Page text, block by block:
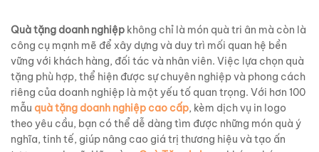
Quà tặng doanh nghiệp không chỉ là món quà tri ân mà còn là
công cụ mạnh mẽ để xây dựng và duy trì mối quan hệ bền
vững với khách hàng, đối tác và nhân viên. Việc lựa chọn quà
tặng phù hợp, thể hiện được sự chuyên nghiệp và phong cách
riêng của doanh nghiệp là một yếu tố quan trọng. Với hơn 100
mẫu quà tặng doanh nghiệp cao cấp, kèm dịch vụ in logo
theo yêu cầu, bạn có thể dễ dàng tìm được những món quà ý
nghĩa, tinh tế, giúp nâng cao giá trị thương hiệu và tạo ấn